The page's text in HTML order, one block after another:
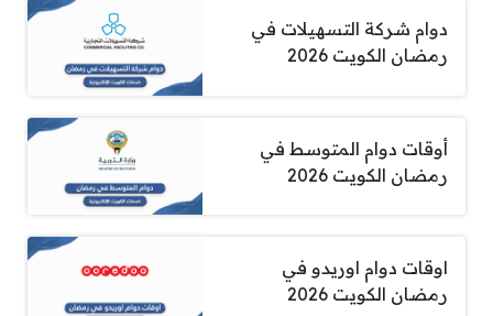
دوام شركة التسهيلات في
رمضان الكويت 2026
أوقات دوام المتوسط في
رمضان الكويت 2026
اوقات دوام اوريدو في
رمضان الكويت 2026